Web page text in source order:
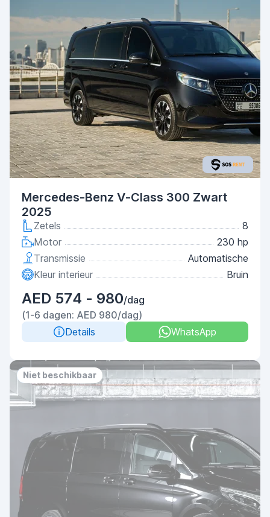
Mercedes-Benz V-Class 300 Zwart
2025
Zetels
8
Motor
230 hp
Transmissie
Automatische
Kleur interieur
Bruin
AED 574 - 980/dag
(1-6 dagen: AED 980/dag)
Details
WhatsApp
Priority
No deposit
Niet beschikbaar